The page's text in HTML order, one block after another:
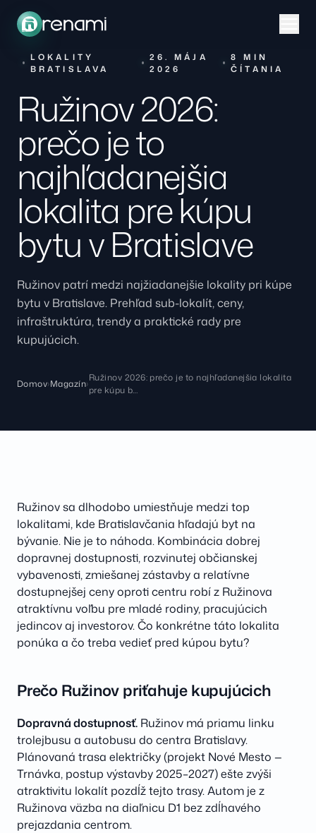
LOKALITY
BRATISLAVA
26. MÁJA
2026
8 MIN
ČÍTANIA
Ružinov 2026:
prečo je to
najhľadanejšia
lokalita pre kúpu
bytu v Bratislave
Ružinov patrí medzi najžiadanejšie lokality pri kúpe
bytu v Bratislave. Prehľad sub-lokalít, ceny,
infraštruktúra, trendy a praktické rady pre
kupujúcich.
Domov›Magazín›
Ružinov 2026: prečo je to najhľadanejšia lokalita
pre kúpu b…
Ružinov sa dlhodobo umiestňuje medzi top
lokalitami, kde Bratislavčania hľadajú byt na
bývanie. Nie je to náhoda. Kombinácia dobrej
dopravnej dostupnosti, rozvinutej občianskej
vybavenosti, zmiešanej zástavby a relatívne
dostupnejšej ceny oproti centru robí z Ružinova
atraktívnu voľbu pre mladé rodiny, pracujúcich
jedincov aj investorov. Čo konkrétne táto lokalita
ponúka a čo treba vedieť pred kúpou bytu?
Prečo Ružinov priťahuje kupujúcich
Dopravná dostupnosť. Ružinov má priamu linku
trolejbusu a autobusu do centra Bratislavy.
Plánovaná trasa električky (projekt Nové Mesto —
Trnávka, postup výstavby 2025–2027) ešte zvýši
atraktivitu lokalít pozdĺž tejto trasy. Autom je z
Ružinova väzba na diaľnicu D1 bez zdĺhavého
prejazdania centrom.